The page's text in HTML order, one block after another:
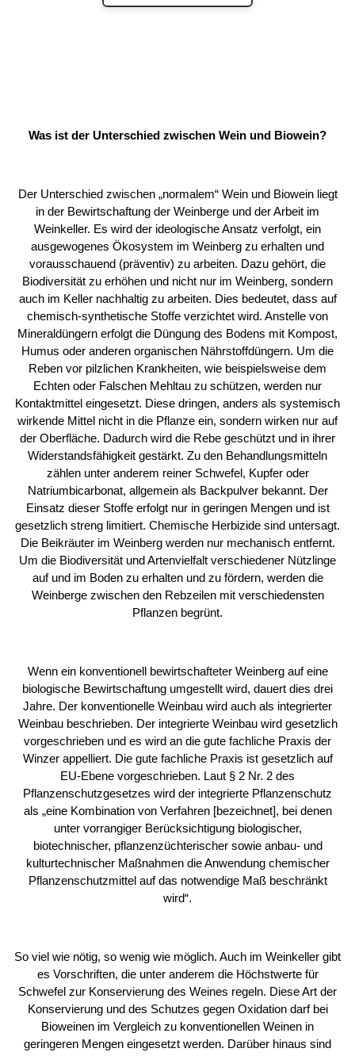
Was ist der Unterschied zwischen Wein und Biowein?
Der Unterschied zwischen „normalem“ Wein und Biowein liegt
in der Bewirtschaftung der Weinberge und der Arbeit im
Weinkeller. Es wird der ideologische Ansatz verfolgt, ein
ausgewogenes Ökosystem im Weinberg zu erhalten und
vorausschauend (präventiv) zu arbeiten. Dazu gehört, die
Biodiversität zu erhöhen und nicht nur im Weinberg, sondern
auch im Keller nachhaltig zu arbeiten. Dies bedeutet, dass auf
chemisch-synthetische Stoffe verzichtet wird. Anstelle von
Mineraldüngern erfolgt die Düngung des Bodens mit Kompost,
Humus oder anderen organischen Nährstoffdüngern. Um die
Reben vor pilzlichen Krankheiten, wie beispielsweise dem
Echten oder Falschen Mehltau zu schützen, werden nur
Kontaktmittel eingesetzt. Diese dringen, anders als systemisch
wirkende Mittel nicht in die Pflanze ein, sondern wirken nur auf
der Oberfläche. Dadurch wird die Rebe geschützt und in ihrer
Widerstandsfähigkeit gestärkt. Zu den Behandlungsmitteln
zählen unter anderem reiner Schwefel, Kupfer oder
Natriumbicarbonat, allgemein als Backpulver bekannt. Der
Einsatz dieser Stoffe erfolgt nur in geringen Mengen und ist
gesetzlich streng limitiert. Chemische Herbizide sind untersagt.
Die Beikräuter im Weinberg werden nur mechanisch entfernt.
Um die Biodiversität und Artenvielfalt verschiedener Nützlinge
auf und im Boden zu erhalten und zu fördern, werden die
Weinberge zwischen den Rebzeilen mit verschiedensten
Pflanzen begrünt.
Wenn ein konventionell bewirtschafteter Weinberg auf eine
biologische Bewirtschaftung umgestellt wird, dauert dies drei
Jahre. Der konventionelle Weinbau wird auch als integrierter
Weinbau beschrieben. Der integrierte Weinbau wird gesetzlich
vorgeschrieben und es wird an die gute fachliche Praxis der
Winzer appelliert. Die gute fachliche Praxis ist gesetzlich auf
EU-Ebene vorgeschrieben. Laut § 2 Nr. 2 des
Pflanzenschutzgesetzes wird der integrierte Pflanzenschutz
als „eine Kombination von Verfahren [bezeichnet], bei denen
unter vorrangiger Berücksichtigung biologischer,
biotechnischer, pflanzenzüchterischer sowie anbau- und
kulturtechnischer Maßnahmen die Anwendung chemischer
Pflanzenschutzmittel auf das notwendige Maß beschränkt
wird“.
So viel wie nötig, so wenig wie möglich. Auch im Weinkeller gibt
es Vorschriften, die unter anderem die Höchstwerte für
Schwefel zur Konservierung des Weines regeln. Diese Art der
Konservierung und des Schutzes gegen Oxidation darf bei
Bioweinen im Vergleich zu konventionellen Weinen in
geringeren Mengen eingesetzt werden. Darüber hinaus sind